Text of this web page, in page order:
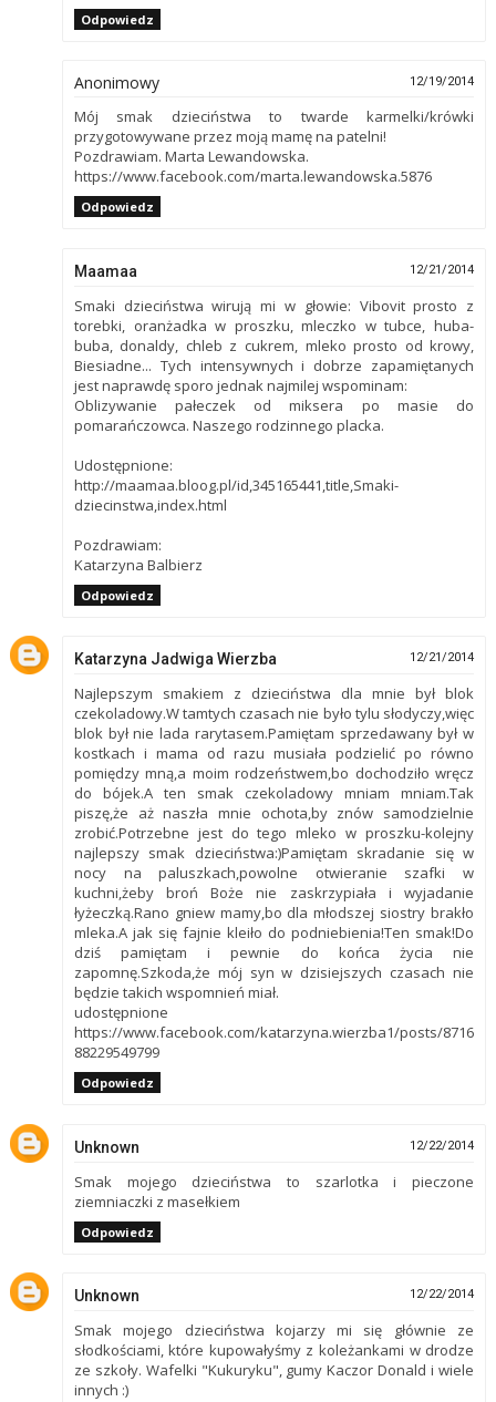
Odpowiedz
Anonimowy 12/19/2014
Mój smak dzieciństwa to twarde karmelki/krówki
przygotowywane przez moją mamę na patelni!
Pozdrawiam. Marta Lewandowska.
https://www.facebook.com/marta.lewandowska.5876
Odpowiedz
Maamaa 12/21/2014
Smaki dzieciństwa wirują mi w głowie: Vibovit prosto z
torebki, oranżadka w proszku, mleczko w tubce, huba-
buba, donaldy, chleb z cukrem, mleko prosto od krowy,
Biesiadne... Tych intensywnych i dobrze zapamiętanych
jest naprawdę sporo jednak najmilej wspominam:
Oblizywanie pałeczek od miksera po masie do
pomarańczowca. Naszego rodzinnego placka.
Udostępnione:
http://maamaa.bloog.pl/id,345165441,title,Smaki-
dziecinstwa,index.html
Pozdrawiam:
Katarzyna Balbierz
Odpowiedz
Katarzyna Jadwiga Wierzba 12/21/2014
Najlepszym smakiem z dzieciństwa dla mnie był blok
czekoladowy.W tamtych czasach nie było tylu słodyczy,więc
blok był nie lada rarytasem.Pamiętam sprzedawany był w
kostkach i mama od razu musiała podzielić po równo
pomiędzy mną,a moim rodzeństwem,bo dochodziło wręcz
do bójek.A ten smak czekoladowy mniam mniam.Tak
piszę,że aż naszła mnie ochota,by znów samodzielnie
zrobić.Potrzebne jest do tego mleko w proszku-kolejny
najlepszy smak dzieciństwa:)Pamiętam skradanie się w
nocy na paluszkach,powolne otwieranie szafki w
kuchni,żeby broń Boże nie zaskrzypiała i wyjadanie
łyżeczką.Rano gniew mamy,bo dla młodszej siostry brakło
mleka.A jak się fajnie kleiło do podniebienia!Ten smak!Do
dziś pamiętam i pewnie do końca życia nie
zapomnę.Szkoda,że mój syn w dzisiejszych czasach nie
będzie takich wspomnień miał.
udostępnione
https://www.facebook.com/katarzyna.wierzba1/posts/8716
88229549799
Odpowiedz
Unknown 12/22/2014
Smak mojego dzieciństwa to szarlotka i pieczone
ziemniaczki z masełkiem
Odpowiedz
Unknown 12/22/2014
Smak mojego dzieciństwa kojarzy mi się głównie ze
słodkościami, które kupowałyśmy z koleżankami w drodze
ze szkoły. Wafelki "Kukuryku", gumy Kaczor Donald i wiele
innych :)